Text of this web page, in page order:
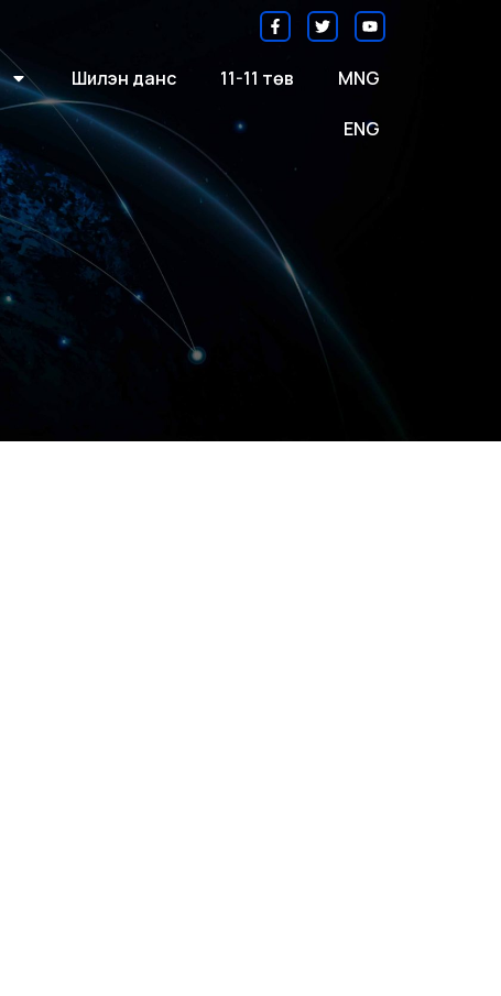
Шилэн данс 11-11 төв MNG
ENG